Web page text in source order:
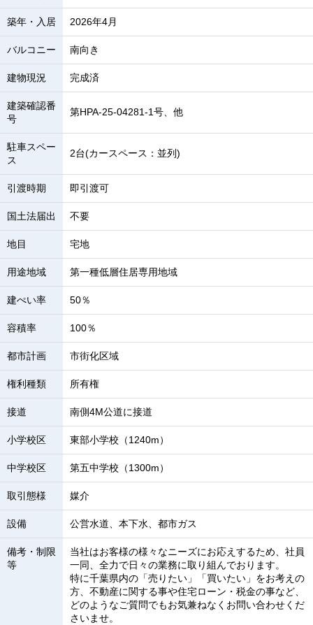
築年・入居 2026年4月
バルコニー 南向き
建物現況 完成済
建築確認番
号
第HPA-25-04281-1号、他
駐車スペー
ス
2台(カースペース：並列)
引渡時期 即引渡可
国土法届出 不要
地目 宅地
用途地域 第一種低層住居専用地域
建ぺい率 50％
容積率 100％
都市計画 市街化区域
権利種類 所有権
接道 南側4M公道に接道
小学校区 東部小学校（1240m）
中学校区 第五中学校（1300m）
取引態様 媒介
設備 公営水道、本下水、都市ガス
備考・制限
等
当社はお客様の様々なニーズにお応えするため、社員
一同、全力で日々の業務に取り組んでおります。
特に千葉県内の「売りたい」「買いたい」をお考えの
方、不動産に関する事や住宅ローン・税金の事など、
どのようなご質問でもお気兼ねなくお問い合わせくだ
さいませ。